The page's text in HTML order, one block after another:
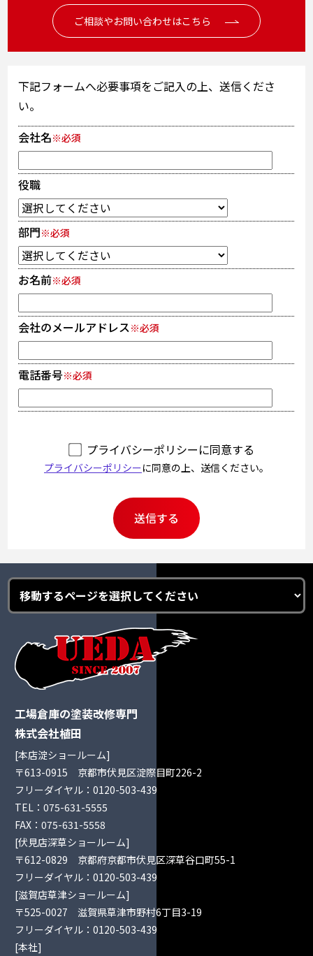
ご相談やお問い合わせはこちら
下記フォームへ必要事項をご記入の上、送信くださ
い。
会社名※必須
役職
部門※必須
お名前※必須
会社のメールアドレス※必須
電話番号※必須
プライバシーポリシーに同意する
プライバシーポリシーに同意の上、送信ください。
工場倉庫の塗装改修専門
株式会社植田
[本店淀ショールーム]
〒613-0915 京都市伏見区淀際目町226-2
フリーダイヤル：0120-503-439
TEL：075-631-5555
FAX：075-631-5558
[伏見店深草ショールーム]
〒612-0829 京都府京都市伏見区深草谷口町55-1
フリーダイヤル：0120-503-439
[滋賀店草津ショールーム]
〒525-0027 滋賀県草津市野村6丁目3-19
フリーダイヤル：0120-503-439
[本社]